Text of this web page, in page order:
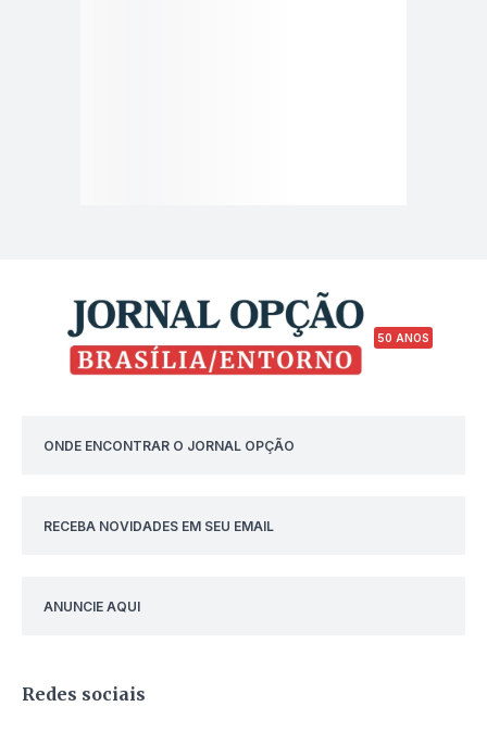
50 ANOS
ONDE ENCONTRAR O JORNAL OPÇÃO
RECEBA NOVIDADES EM SEU EMAIL
ANUNCIE AQUI
Redes sociais